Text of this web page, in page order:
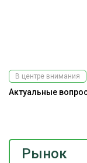
Рынок
В центре внимания
Актуальные